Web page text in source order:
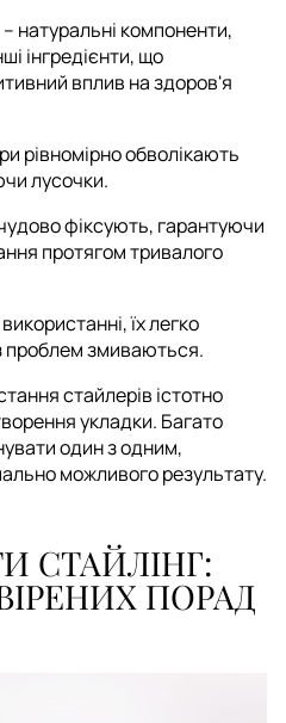
– натуральні компоненти,
інгредієнти, що
вплив на здоров'я
рівномірно обволікають
лусочки.
фіксують, гарантуючи
протягом тривалого
їх легко
проблем змиваються.
стайлерів істотно
укладки. Багато
один з одним,
можливого результату.
СТАЙЛІНГ:
ПОРАД